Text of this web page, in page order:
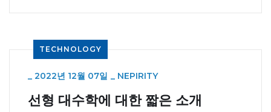
TECHNOLOGY
_ 2022년 12월 07일 _ NEPIRITY
선형 대수학에 대한 짧은 소개